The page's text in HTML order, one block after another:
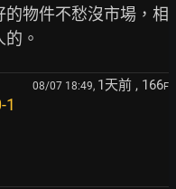
物件不愁沒市場，相
08/07 18:49, 1天前 , 166F
1